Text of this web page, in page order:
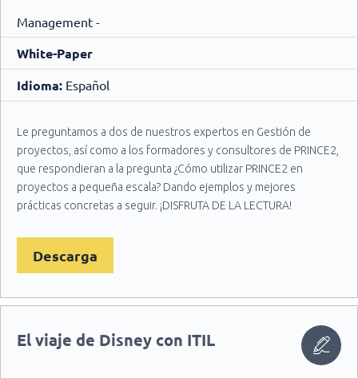
Management -
White-Paper
Idioma: Español
Le preguntamos a dos de nuestros expertos en Gestión de
proyectos, así como a los formadores y consultores de PRINCE2,
que respondieran a la pregunta ¿Cómo utilizar PRINCE2 en
proyectos a pequeña escala? Dando ejemplos y mejores
prácticas concretas a seguir. ¡DISFRUTA DE LA LECTURA!
Descarga
El viaje de Disney con ITIL